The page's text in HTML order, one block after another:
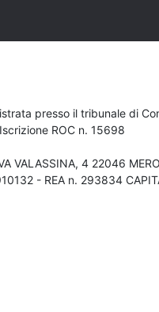
presso il tribunale di
Iscrizione ROC n. 15698
VALASSINA, 4 22046
- REA n. 293834